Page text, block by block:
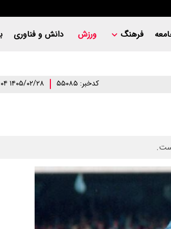
فرهنگ ورزش دانش و فناوری
کدخبر: ۵۵۰۸۵ ۱۴۰۵/۰۲/۲۸ ۱۱:۰۴